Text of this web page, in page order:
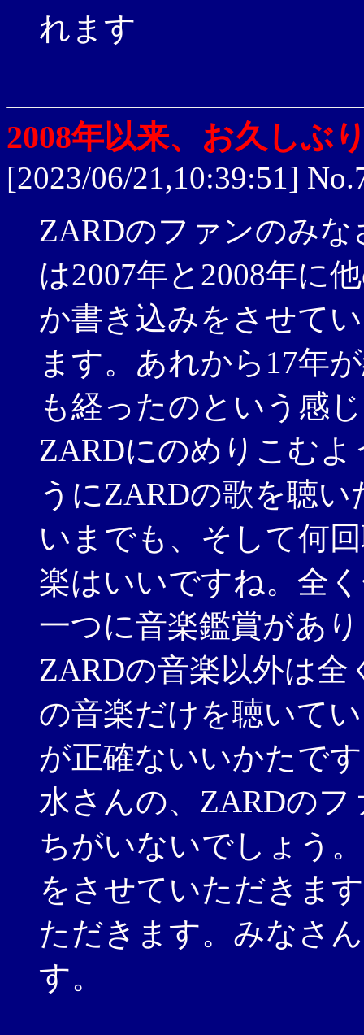
れます
2008年以来、お久しぶ
[2023/06/21,10:39:51]
ZARDのファンのみ
は2007年と2008年に
か書き込みをさせて
ます。あれから17年
も経ったのという感
ZARDにのめりこむ
うにZARDの歌を聴
いまでも、そして何
楽はいいですね。全
一つに音楽鑑賞があ
ZARDの音楽以外は
の音楽だけを聴いて
が正確ないいかたで
水さんの、ZARDの
ちがいないでしょう
をさせていただきま
ただきます。みなさ
す。